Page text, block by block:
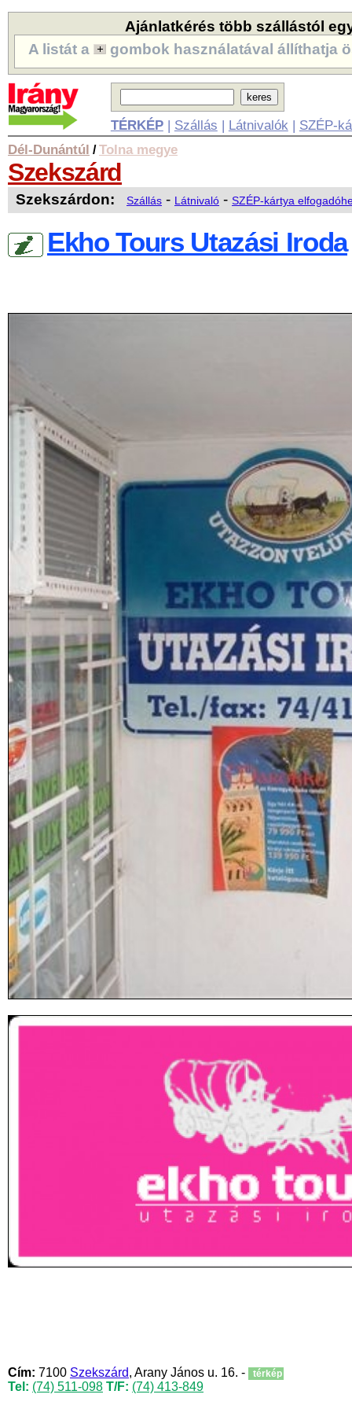
Ajánlatkérés több szállástól
A listát a
gombok használatával állíthatja
TÉRKÉP| Szállás | Látnivalók | SZÉP-
Dél-Dunántúl /Tolna megye
Szekszárd
Szekszárdon: Szállás - Látnivaló - SZÉP-kártya
Ekho Tours Utazási Iroda
Cím: 7100 Szekszárd, Arany János u. 16. - térkép
Tel: (74) 511-098 T/F: (74) 413-849